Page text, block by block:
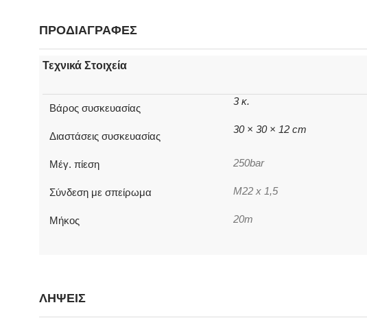
ΠΡΟΔΙΑΓΡΑΦΕΣ
Τεχνικά Στοιχεία
Βάρος συσκευασίας
3 κ.
Διαστάσεις συσκευασίας
30 × 30 × 12 cm
Μέγ. πίεση 250bar
Σύνδεση με σπείρωμα M22 x 1,5
Μήκος 20m
ΛΗΨΕΙΣ